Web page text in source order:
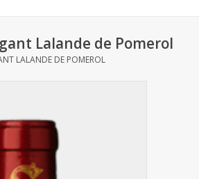
Lalande de Pomerol
LALANDE DE POMEROL